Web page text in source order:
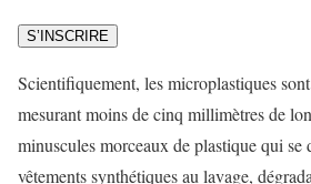
S’INSCRIRE
Scientifiquement, les microplastiques
mesurant moins de cinq millimètres de
minuscules morceaux de plastique qui se
vêtements synthétiques au lavage,